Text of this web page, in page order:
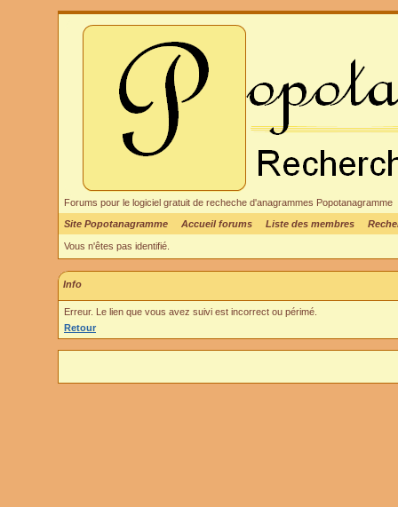
Forums pour le logiciel gratuit de recheche d'anagrammes Popotanagramme
Site Popotanagramme
Accueil forums Liste des membres
Vous n'êtes pas identifié.
Info
Erreur. Le lien que vous avez suivi est incorrect ou périmé.
Retour